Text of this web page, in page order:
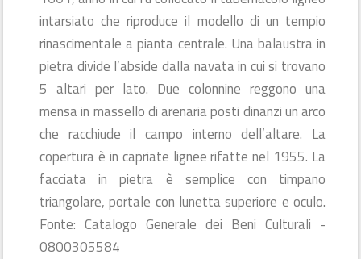
intarsiato che riproduce il modello di un tempio
rinascimentale a pianta centrale. Una balaustra in
pietra divide l’abside dalla navata in cui si trovano
5 altari per lato. Due colonnine reggono una
mensa in massello di arenaria posti dinanzi un arco
che racchiude il campo interno dell’altare. La
copertura è in capriate lignee rifatte nel 1955. La
facciata in pietra è semplice con timpano
triangolare, portale con lunetta superiore e oculo.
Fonte: Catalogo Generale dei Beni Culturali -
0800305584